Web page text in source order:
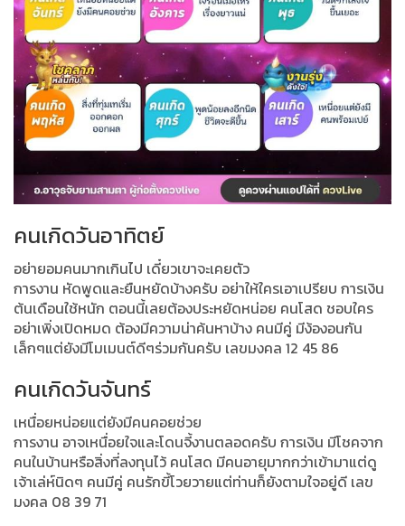
คนเกิดวันอาทิตย์
อย่ายอมคนมากเกินไป เดี๋ยวเขาจะเคยตัว
การงาน หัดพูดและยืนหยัดบ้างครับ อย่าให้ใครเอาเปรียบ การเงิน
ต้นเดือนใช้หนัก ตอนนี้เลยต้องประหยัดหน่อย คนโสด ชอบใคร
อย่าเพิ่งเปิดหมด ต้องมีความน่าค้นหาบ้าง คนมีคู่ มีง้องอนกัน
เล็กๆแต่ยังมีโมเมนต์ดีๆร่วมกันครับ เลขมงคล 12 45 86
คนเกิดวันจันทร์
เหนื่อยหน่อยแต่ยังมีคนคอยช่วย
การงาน อาจเหนื่อยใจและโดนจี้งานตลอดครับ การเงิน มีโชคจาก
คนในบ้านหรือสิ่งที่ลงทุนไว้ คนโสด มีคนอายุมากกว่าเข้ามาแต่ดู
เจ้าเล่ห์นิดๆ คนมีคู่ คนรักขี้โวยวายแต่ท่านก็ยังตามใจอยู่ดี เลข
มงคล 08 39 71